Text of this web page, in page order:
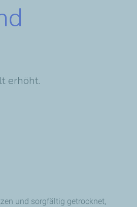
erhöht.
und sorgfältig getrocknet,